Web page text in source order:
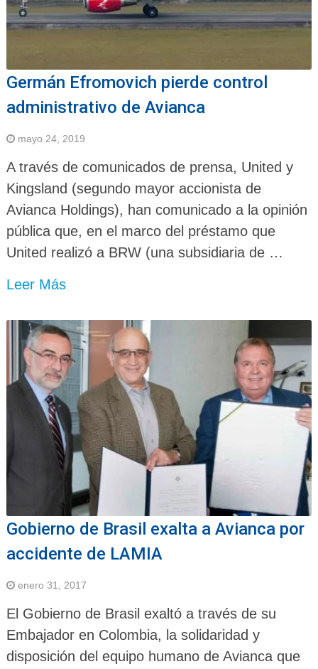
Germán Efromovich pierde control
administrativo de Avianca
mayo 24, 2019
A través de comunicados de prensa, United y
Kingsland (segundo mayor accionista de
Avianca Holdings), han comunicado a la opinión
pública que, en el marco del préstamo que
United realizó a BRW (una subsidiaria de …
Leer Más
Gobierno de Brasil exalta a Avianca por
accidente de LAMIA
enero 31, 2017
El Gobierno de Brasil exaltó a través de su
Embajador en Colombia, la solidaridad y
disposición del equipo humano de Avianca que